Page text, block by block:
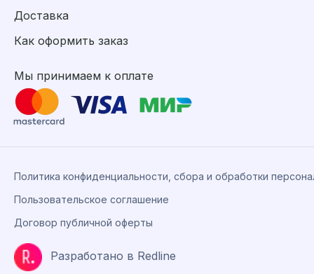
Доставка
Как оформить заказ
Мы принимаем к оплате
Разработано в Redline
Политика конфиденциальности, сбора и обработки
Пользовательское соглашение
Договор публичной оферты